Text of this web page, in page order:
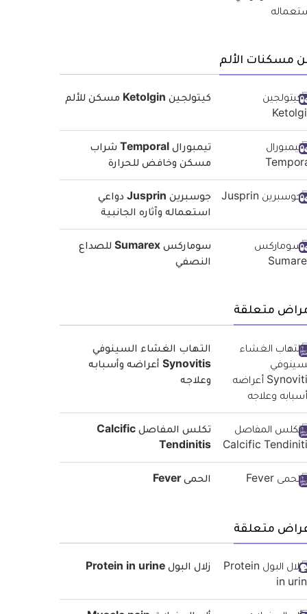
مسكنات الألم
كيتولجين Ketolgin مسكن للألم
تيمبورال Temporal شراب
مسكن وخافض للحرارة
جوسبرين Jusprin دواعي
استعماله وآثاره الجانبية
سوماركس Sumarex للصداع
النصفي
متعلقة
التهاب الغشاء السينوفي
Synovitis أعراضه وأسبابه
وعلاجه
تكلس المفاصل Calcific
Tendinitis
الحمى Fever
متعلقة
زلال البول Protein in urine